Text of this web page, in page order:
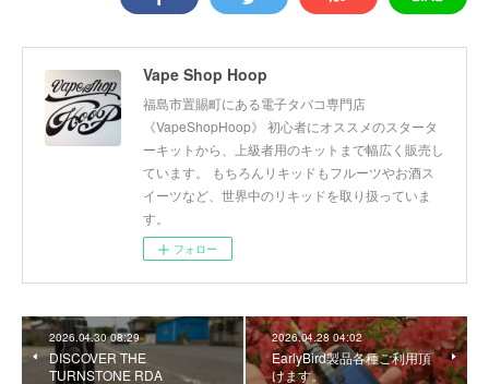
Vape Shop Hoop
福島市置賜町にある電子タバコ専門店
《VapeShopHoop》 初心者にオススメのスタータ
ーキットから、上級者用のキットまで幅広く販売し
ています。 もちろんリキッドもフルーツやお酒ス
イーツなど、世界中のリキッドを取り扱っていま
す。
フォロー
2026.04.30 08:29
DISCOVER THE
TURNSTONE RDA
2026.04.28 04:02
EarlyBird製品各種ご利用頂
けます。